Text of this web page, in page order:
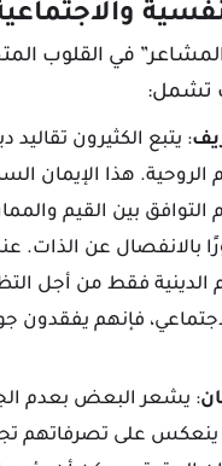
في القلوب
تشمل:
: يتبع الكثيرون تقاليد
الروحية. هذا الإيمان
التوافق بين القيم
عن الذات.
الدينية فقط من أجل
فإنهم يفقدون
: يشعر البعض بعدم
ينعكس على تصرفاتهم